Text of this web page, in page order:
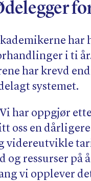
har
i ti
har krevd
systemet.
har oppgjør
oss en
videreutvikle
og ressurser på
vi opplever